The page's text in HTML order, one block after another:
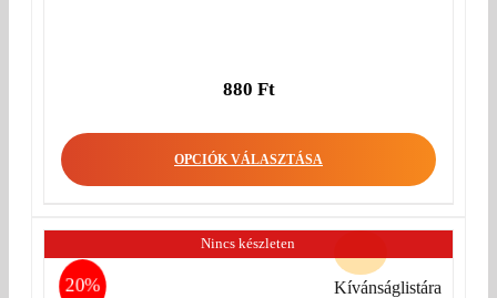
880 Ft
OPCIÓK VÁLASZTÁSA
20%
Nincs készleten
Kívánságlistára